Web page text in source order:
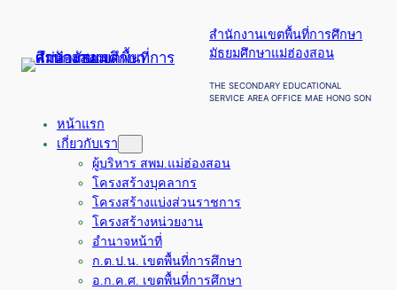
สำนักงานเขตพื้นที่การศึกษา
มัธยมศึกษาแม่ฮ่องสอน
THE SECONDARY EDUCATIONAL
SERVICE AREA OFFICE MAE HONG SON
หน้าแรก
เกี่ยวกับเรา
ผู้บริหาร สพม.แม่ฮ่องสอน
โครงสร้างบุคลากร
โครงสร้างแบ่งส่วนราชการ
โครงสร้างหน่วยงาน
อำนาจหน้าที่
ก.ต.ป.น. เขตพื้นที่การศึกษา
อ.ก.ค.ศ. เขตพื้นที่การศึกษา